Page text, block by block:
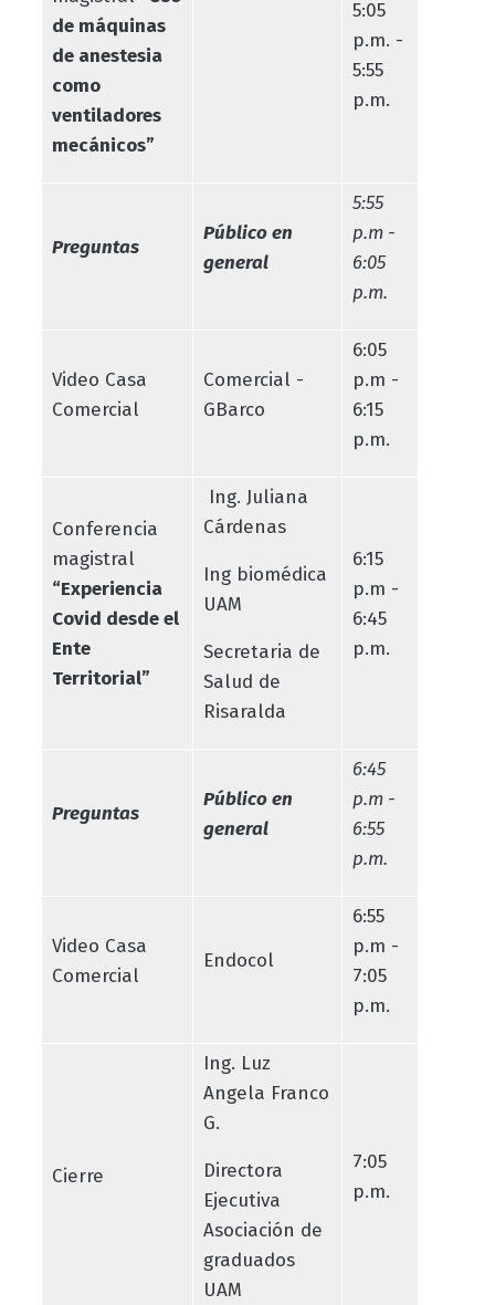
de máquinas
de anestesia
como
ventiladores
mecánicos”
5:05
p.m. -
5:55
p.m.
Preguntas
Público en
general
5:55
p.m -
6:05
p.m.
Video Casa
Comercial
Comercial -
GBarco
6:05
p.m -
6:15
p.m.
Conferencia
magistral
“Experiencia
Covid desde el
Ente
Territorial”
Ing. Juliana
Cárdenas
Ing biomédica
UAM
Secretaria de
Salud de
Risaralda
6:15
p.m -
6:45
p.m.
Preguntas
Público en
general
6:45
p.m -
6:55
p.m.
Video Casa
Comercial
Endocol
6:55
p.m -
7:05
p.m.
Cierre
Ing. Luz
Angela Franco
G.
Directora
Ejecutiva
Asociación de
graduados
UAM
7:05
p.m.